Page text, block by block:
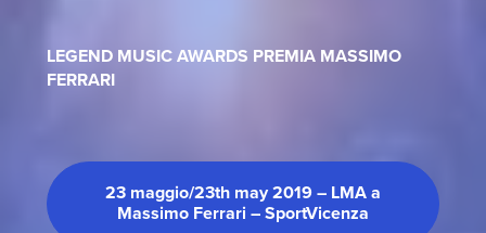
LEGEND MUSIC AWARDS PREMIA MASSIMO
FERRARI
23 maggio/23th may 2019 – LMA a
Massimo Ferrari – SportVicenza